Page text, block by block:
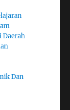
Daerah
Dan